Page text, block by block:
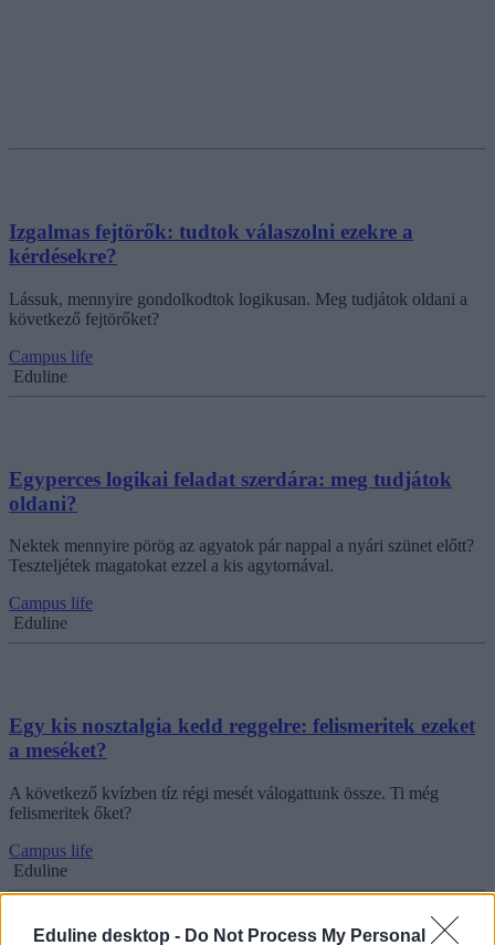
Eduline desktop - Do Not Process My Personal
Izgalmas fejtörők: tudtok válaszolni ezekre a
kérdésekre?
Lássuk, mennyire gondolkodtok logikusan. Meg tudjátok oldani a
következő fejtörőket?
Campus life
Eduline
Egyperces logikai feladat szerdára: meg tudjátok
oldani?
Nektek mennyire pörög az agyatok pár nappal a nyári szünet előtt?
Teszteljétek magatokat ezzel a kis agytornával.
Campus life
Eduline
Egy kis nosztalgia kedd reggelre: felismeritek ezeket
a meséket?
A következő kvízben tíz régi mesét válogattunk össze. Ti még
felismeritek őket?
Campus life
Eduline